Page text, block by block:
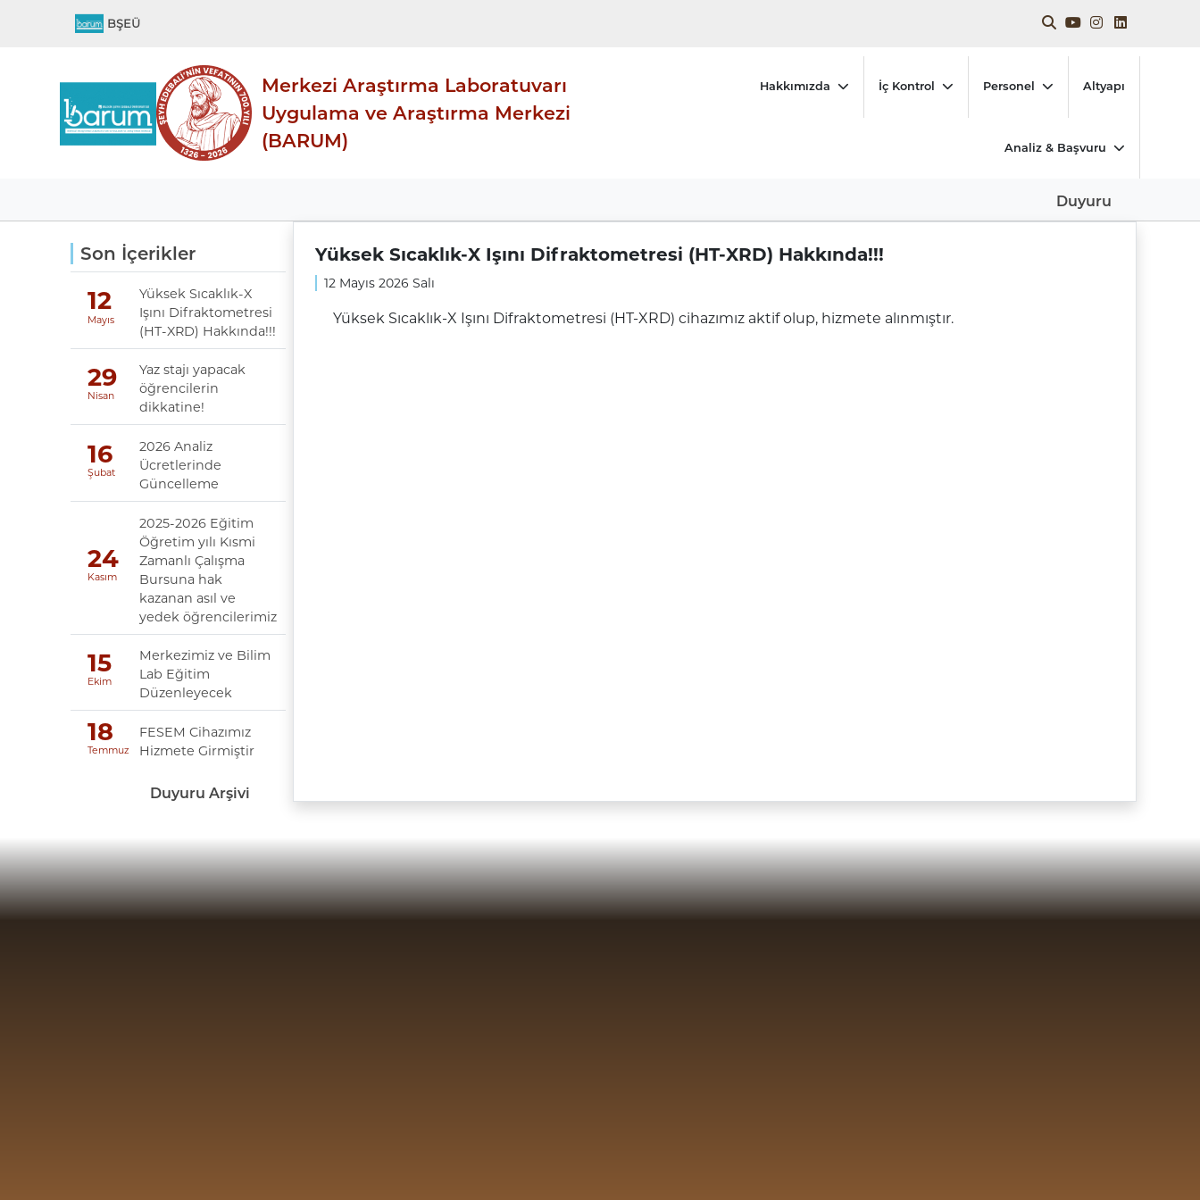
BŞEÜ
Merkezi Araştırma Laboratuvarı
Uygulama ve Araştırma Merkezi
(BARUM)
Hakkımızda İç Kontrol Personel Altyapı
Analiz & Başvuru
Duyuru
Son İçerikler
12
Mayıs
Yüksek Sıcaklık-X
Işını Difraktometresi
(HT-XRD) Hakkında!!!
29
Nisan
Yaz stajı yapacak
öğrencilerin
dikkatine!
16
Şubat
2026 Analiz
Ücretlerinde
Güncelleme
24
Kasım
2025-2026 Eğitim
Öğretim yılı Kısmi
Zamanlı Çalışma
Bursuna hak
kazanan asıl ve
yedek öğrencilerimiz
15
Ekim
Merkezimiz ve Bilim
Lab Eğitim
Düzenleyecek
18
Temmuz
FESEM Cihazımız
Hizmete Girmiştir
Duyuru Arşivi
Yüksek Sıcaklık-X Işını Difraktometresi (HT-XRD) Hakkında!!!
12 Mayıs 2026 Salı
Yüksek Sıcaklık-X Işını Difraktometresi (HT-XRD) cihazımız aktif olup, hizmete alınmıştır.